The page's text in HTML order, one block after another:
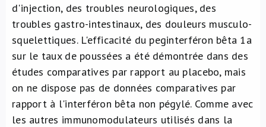
d'injection, des troubles neurologiques, des
troubles gastro-intestinaux, des douleurs musculo-
squelettiques. L'efficacité du peginterféron bêta 1a
sur le taux de poussées a été démontrée dans des
études comparatives par rapport au placebo, mais
on ne dispose pas de données comparatives par
rapport à l'interféron bêta non pégylé. Comme avec
les autres immunomodulateurs utilisés dans la